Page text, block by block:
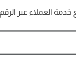
التسجيل معنا بالأسفل، وسنتصل بك في أقرب فرصة.